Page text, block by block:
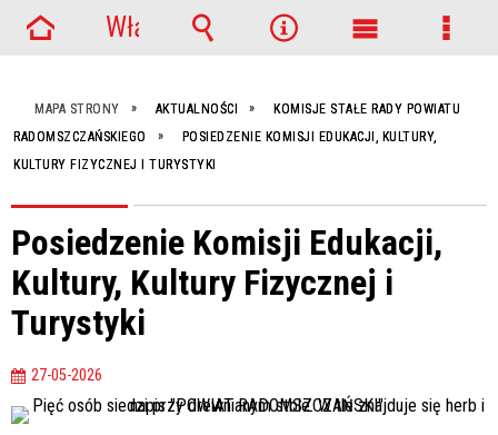
MAPA STRONY AKTUALNOŚCI
KOMISJE STAŁE RADY POWIATU
RADOMSZCZAŃSKIEGO
POSIEDZENIE KOMISJI EDUKACJI, KULTURY,
KULTURY FIZYCZNEJ I TURYSTYKI
Posiedzenie Komisji Edukacji,
Kultury, Kultury Fizycznej i
Turystyki
27-05-2026
Włącz